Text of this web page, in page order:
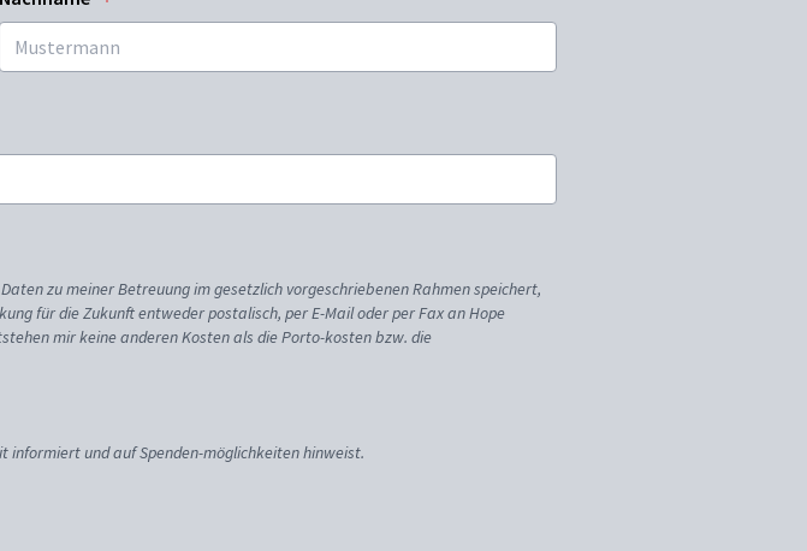
zu meiner Betreuung im gesetzlich vorgeschriebenen Rahmen speichert,
für die Zukunft entweder postalisch, per E-Mail oder per Fax an Hope
mir keine anderen Kosten als die Porto-kosten bzw. die
informiert und auf Spenden-möglichkeiten hinweist.